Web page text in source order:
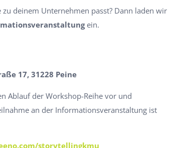
deinem Unternehmen passt? Dann laden wir
ein.
17, 31228 Peine
Ablauf der Workshop-Reihe vor und
an der Informationsveranstaltung ist
storytellingkmu